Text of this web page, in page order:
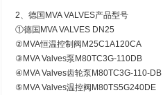
2、德国MVA VALVES产品型号
①德国MVA VALVES DN25
②MVA恒温控制阀M25C1A120CA
③MVA Valves泵M80TC3G-110DB
④MVA Valves齿轮泵M80TC3G-110-DB
⑤MVA Valves温控阀M80TS5G240DE